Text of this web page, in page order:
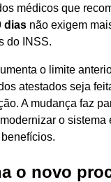
médicos que
dias não exigem
do INSS.
o limite
atestados seja
A mudança faz
o sistema
o novo